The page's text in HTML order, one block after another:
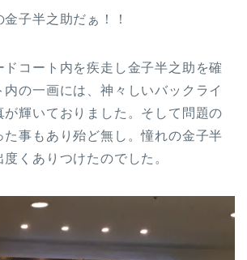
子半之助だぁ！！
ドコート内を疾走し金子半之助を確
の一画には、神々しいバックライ
が輝いておりました。そして問題の
た事もあり殆ど無し。憧れの金子半
くありつけたのでした。